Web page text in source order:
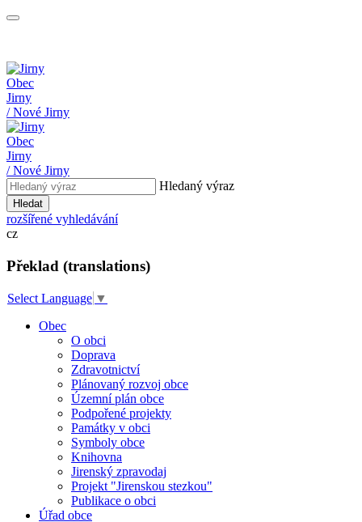
Obec
Jirny
/ Nové Jirny
Obec
Jirny
/ Nové Jirny
Hledaný výraz
Hledat
rozšířené vyhledávání
cz
Překlad (translations)
Select Language ▼
Obec
O obci
Doprava
Zdravotnictví
Plánovaný rozvoj obce
Územní plán obce
Podpořené projekty
Památky v obci
Symboly obce
Knihovna
Jirenský zpravodaj
Projekt "Jirenskou stezkou"
Publikace o obci
Úřad obce